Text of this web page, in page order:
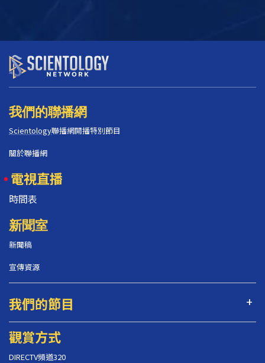
我們的聯播網
Scientology聯播網開播特別節目
關於聯播網
電視直播
時間表
新聞室
新聞稿
宣傳資源
我們的節目
觀賞方式
DIRECTV頻道320